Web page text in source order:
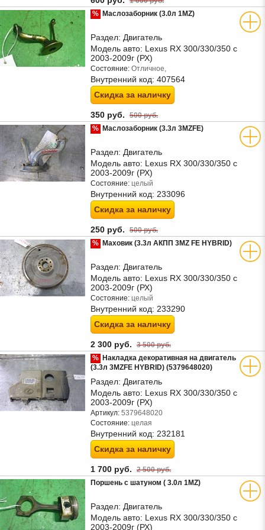
% Маслозаборник (3.0л 1MZ)
Раздел: Двигатель
Модель авто: Lexus RX 300/330/350 с
2003-2009г (РХ)
Состояние: Отличное,
Внутренний код: 407564
Скидка за наличку
350 руб. 500 руб.
% Маслозаборник (3.3л 3MZFE)
Раздел: Двигатель
Модель авто: Lexus RX 300/330/350 с
2003-2009г (РХ)
Состояние: целый
Внутренний код: 233096
Скидка за наличку
250 руб. 500 руб.
% Маховик (3.3л АКПП 3MZ FE HYBRID)
Раздел: Двигатель
Модель авто: Lexus RX 300/330/350 с
2003-2009г (РХ)
Состояние: целый
Внутренний код: 233290
Скидка за наличку
2 300 руб. 3 500 руб.
% Накладка декоративная на двигатель
(3.3л 3MZFE HYBRID) (5379648020)
Раздел: Двигатель
Модель авто: Lexus RX 300/330/350 с
2003-2009г (РХ)
Артикул: 5379648020
Состояние: целая
Внутренний код: 232181
Скидка за наличку
1 700 руб. 2 500 руб.
Поршень с шатуном ( 3.0л 1MZ)
Раздел: Двигатель
Модель авто: Lexus RX 300/330/350 с
2003-2009г (РХ)